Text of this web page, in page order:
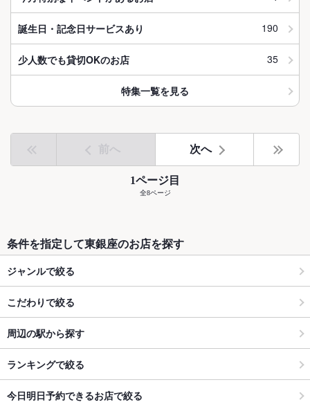
誕生日・記念日サービスあり 190
少人数でも貸切OKのお店 35
特集一覧を見る
前へ 次へ
1ページ目
全8ページ
条件を指定して東銀座のお店を探す
ジャンルで絞る
こだわりで絞る
周辺の駅から探す
ランキングで絞る
今日明日予約できるお店で絞る